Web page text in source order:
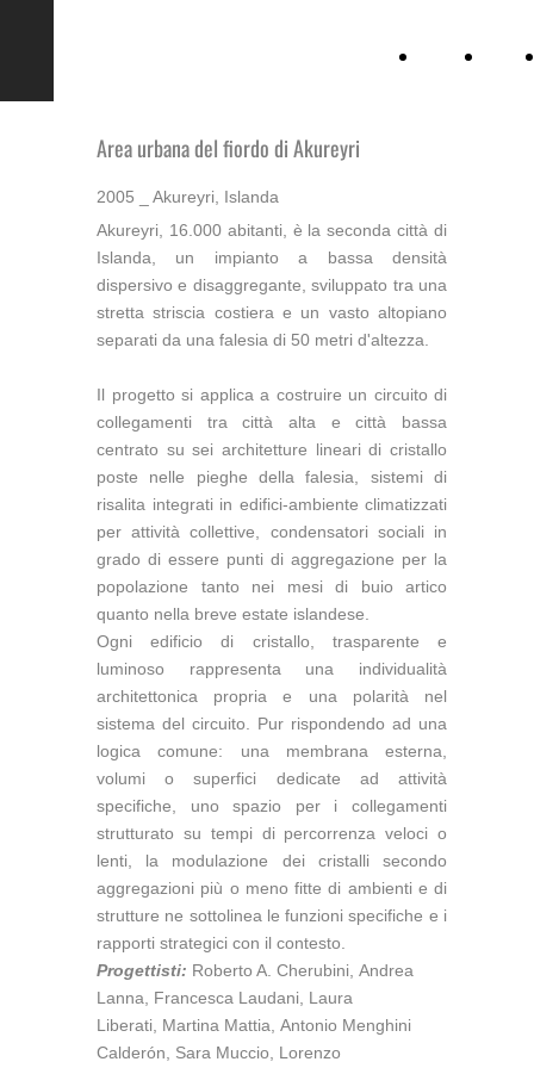
Area urbana del fiordo di Akureyri
2005 _ Akureyri, Islanda
Akureyri, 16.000 abitanti, è la seconda città di
Islanda, un impianto a bassa densità
dispersivo e disaggregante, sviluppato tra una
stretta striscia costiera e un vasto altopiano
separati da una falesia di 50 metri d'altezza.
Il progetto si applica a costruire un circuito di
collegamenti tra città alta e città bassa
centrato su sei architetture lineari di cristallo
poste nelle pieghe della falesia, sistemi di
risalita integrati in edifici-ambiente climatizzati
per attività collettive, condensatori sociali in
grado di essere punti di aggregazione per la
popolazione tanto nei mesi di buio artico
quanto nella breve estate islandese.
Ogni edificio di cristallo, trasparente e
luminoso rappresenta una individualità
architettonica propria e una polarità nel
sistema del circuito. Pur rispondendo ad una
logica comune: una membrana esterna,
volumi o superfici dedicate ad attività
specifiche, uno spazio per i collegamenti
strutturato su tempi di percorrenza veloci o
lenti, la modulazione dei cristalli secondo
aggregazioni più o meno fitte di ambienti e di
strutture ne sottolinea le funzioni specifiche e i
rapporti strategici con il contesto.
Progettisti: Roberto A. Cherubini, Andrea
Lanna, Francesca Laudani, Laura
Liberati, Martina Mattia, Antonio Menghini
Calderón, Sara Muccio, Lorenzo